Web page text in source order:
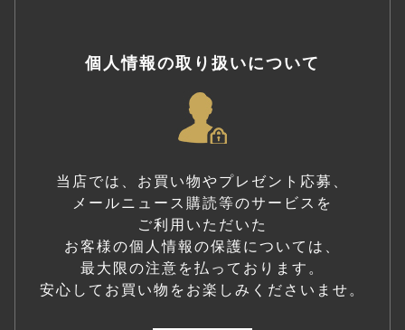
個人情報の取り扱いについて
当店では、お買い物やプレゼント応募、
メールニュース購読等のサービスを
ご利用いただいた
お客様の個人情報の保護については、
最大限の注意を払っております。
安心してお買い物をお楽しみくださいませ。